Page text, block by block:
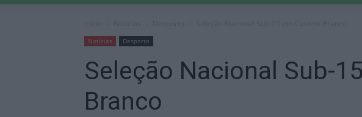
Notícias Desporto
Seleção Nacional Sub-
Branco